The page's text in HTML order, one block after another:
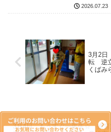
市 つく
2026.07.23
3月2
転 逆
くばみ
3月4日 もうすぐ一年生☆ 療